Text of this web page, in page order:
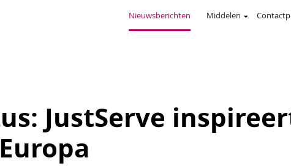
Nieuwsberichten Middelen
JustServe